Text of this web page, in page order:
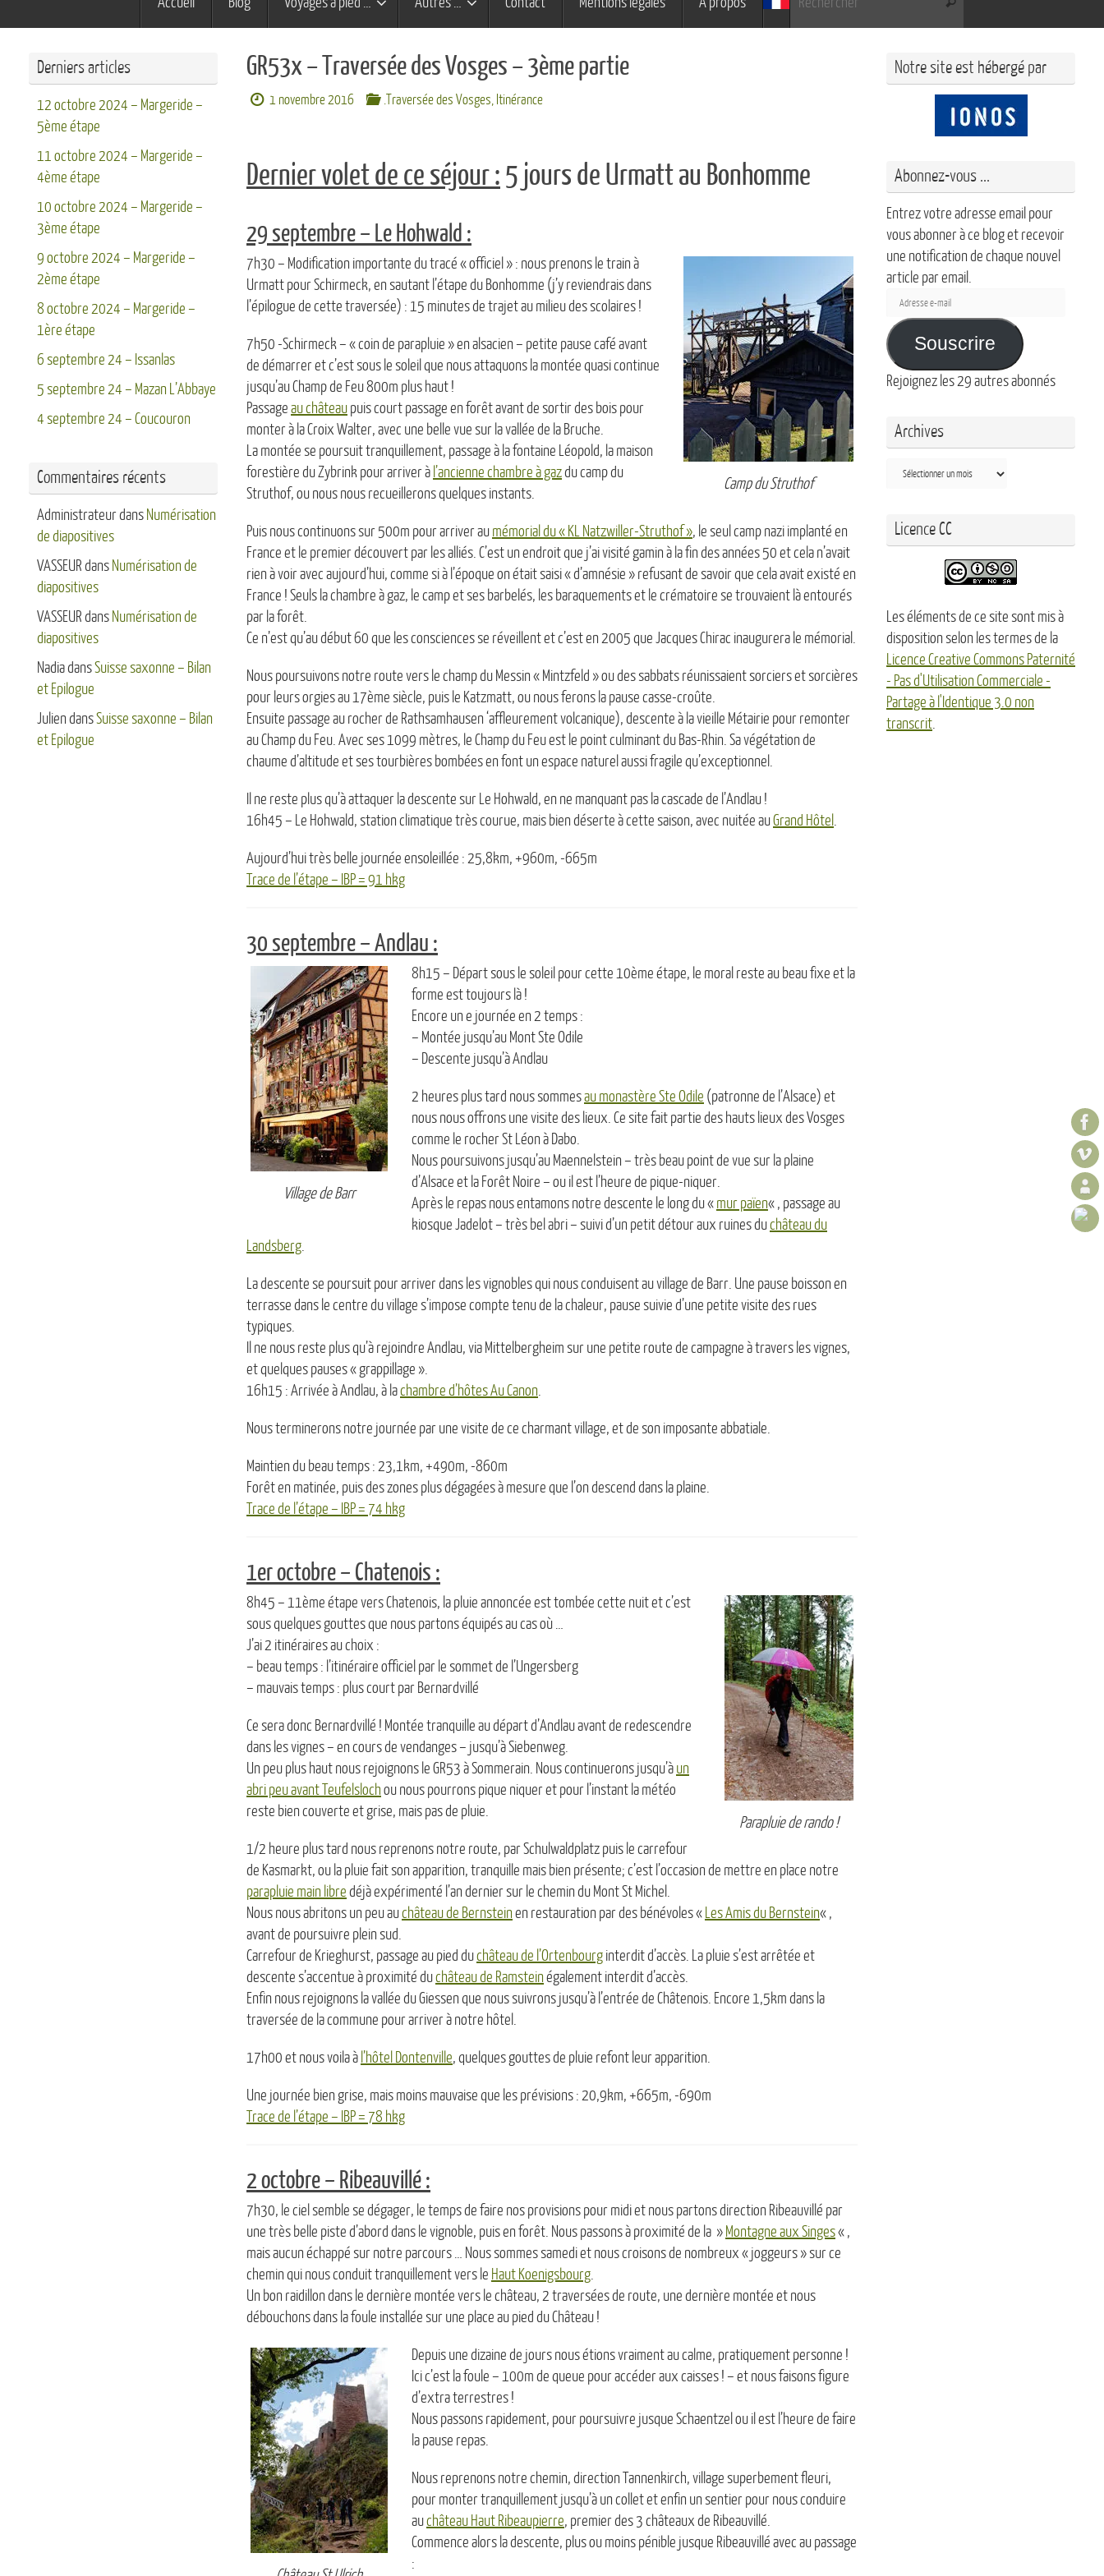
GR53x – Traversée des Vosges – 3ème partie
1 novembre 2016 .Traversée des Vosges, Itinérance
Dernier volet de ce séjour : 5 jours de Urmatt au Bonhomme
29 septembre – Le Hohwald :
Camp du Struthof
7h30 – Modification importante du tracé « officiel » : nous prenons le train à
Urmatt pour Schirmeck, en sautant l’étape du Bonhomme (j’y reviendrais dans
l’épilogue de cette traversée) : 15 minutes de trajet au milieu des scolaires !
7h50 -Schirmeck – « coin de parapluie » en alsacien – petite pause café avant
de démarrer et c’est sous le soleil que nous attaquons la montée quasi continue
jusqu’au Champ de Feu 800m plus haut !
Passage au château puis court passage en forêt avant de sortir des bois pour
monter à la Croix Walter, avec une belle vue sur la vallée de la Bruche.
La montée se poursuit tranquillement, passage à la fontaine Léopold, la maison
forestière du Zybrink pour arriver à l’ancienne chambre à gazdu camp du
Struthof, ou nous nous recueillerons quelques instants.
Puis nous continuons sur 500m pour arriver au mémorial du « KL Natzwiller-Struthof », le seul camp nazi implanté en
France et le premier découvert par les alliés. C’est un endroit que j’ai visité gamin à la fin des années 50 et cela n’avait
rien à voir avec aujourd’hui, comme si à l’époque on était saisi « d’amnésie » refusant de savoir que cela avait existé en
France ! Seuls la chambre à gaz, le camp et ses barbelés, les baraquements et le crématoire se trouvaient là entourés
par la forêt.
Ce n’est qu’au début 60 que les consciences se réveillent et c’est en 2005 que Jacques Chirac inaugurera le mémorial.
Nous poursuivons notre route vers le champ du Messin « Mintzfeld » ou des sabbats réunissaient sorciers et sorcières
pour leurs orgies au 17ème siècle, puis le Katzmatt, ou nous ferons la pause casse-croûte.
Ensuite passage au rocher de Rathsamhausen ‘affleurement volcanique), descente à la vieille Métairie pour remonter
au Champ du Feu. Avec ses 1099 mètres, le Champ du Feu est le point culminant du Bas-Rhin. Sa végétation de
chaume d’altitude et ses tourbières bombées en font un espace naturel aussi fragile qu’exceptionnel.
Il ne reste plus qu’à attaquer la descente sur Le Hohwald, en ne manquant pas la cascade de l’Andlau !
16h45 – Le Hohwald, station climatique très courue, mais bien déserte à cette saison, avec nuitée auGrand Hôtel .
Aujourd’hui très belle journée ensoleillée : 25,8km, +960m, -665m
Trace de l’étape – IBP = 91 hkg
30 septembre – Andlau :
Village de Barr
8h15 – Départ sous le soleil pour cette 10ème étape, le moral reste au beau fixe et la
forme est toujours là !
Encore un e journée en 2 temps :
– Montée jusqu’au Mont Ste Odile
– Descente jusqu’à Andlau
2 heures plus tard nous sommesau monastère Ste Odile (patronne de l’Alsace) et
nous nous offrons une visite des lieux. Ce site fait partie des hauts lieux des Vosges
comme le rocher St Léon à Dabo.
Nous poursuivons jusqu’au Maennelstein – très beau point de vue sur la plaine
d’Alsace et la Forêt Noire – ou il est l’heure de pique-niquer.
Après le repas nous entamons notre descente le long du « mur païen« , passage au
kiosque Jadelot – très bel abri – suivi d’un petit détour aux ruines duchâteau du
Landsberg.
La descente se poursuit pour arriver dans les vignobles qui nous conduisent au village de Barr. Une pause boisson en
terrasse dans le centre du village s’impose compte tenu de la chaleur, pause suivie d’une petite visite des rues
typiques.
Il ne nous reste plus qu’à rejoindre Andlau, via Mittelbergheim sur une petite route de campagne à travers les vignes,
et quelques pauses « grappillage ».
16h15 : Arrivée à Andlau, à lachambre d’hôtes Au Canon.
Nous terminerons notre journée par une visite de ce charmant village, et de son imposante abbatiale.
Maintien du beau temps : 23,1km, +490m, -860m
Forêt en matinée, puis des zones plus dégagées à mesure que l’on descend dans la plaine.
Trace de l’étape – IBP = 74 hkg
1er octobre – Chatenois :
Parapluie de rando !
8h45 – 11ème étape vers Chatenois, la pluie annoncée est tombée cette nuit et c’est
sous quelques gouttes que nous partons équipés au cas où …
J’ai 2 itinéraires au choix :
– beau temps : l’itinéraire officiel par le sommet de l’Ungersberg
– mauvais temps : plus court par Bernardvillé
Ce sera donc Bernardvillé ! Montée tranquille au départ d’Andlau avant de redescendre
dans les vignes – en cours de vendanges – jusqu’à Siebenweg.
Un peu plus haut nous rejoignons le GR53 à Sommerain. Nous continuerons jusqu’à un
abri peu avant Teufelsloch ou nous pourrons pique niquer et pour l’instant la météo
reste bien couverte et grise, mais pas de pluie.
1/2 heure plus tard nous reprenons notre route, par Schulwaldplatz puis le carrefour
de Kasmarkt, ou la pluie fait son apparition, tranquille mais bien présente; c’est l’occasion de mettre en place notre
parapluie main libre déjà expérimenté l’an dernier sur le chemin du Mont St Michel.
Nous nous abritons un peu auchâteau de Bernstein en restauration par des bénévoles « Les Amis du Bernstein« ,
avant de poursuivre plein sud.
Carrefour de Krieghurst, passage au pied duchâteau de l’Ortenbourg interdit d’accès. La pluie s’est arrêtée et
descente s’accentue à proximité duchâteau de Ramstein également interdit d’accès.
Enfin nous rejoignons la vallée du Giessen que nous suivrons jusqu’à l’entrée de Châtenois. Encore 1,5km dans la
traversée de la commune pour arriver à notre hôtel.
17h00 et nous voila à l’hôtel Dontenville, quelques gouttes de pluie refont leur apparition.
Une journée bien grise, mais moins mauvaise que les prévisions : 20,9km, +665m, -690m
Trace de l’étape – IBP = 78 hkg
2 octobre – Ribeauvillé :
7h30, le ciel semble se dégager, le temps de faire nos provisions pour midi et nous partons direction Ribeauvillé par
une très belle piste d’abord dans le vignoble, puis en forêt. Nous passons à proximité de la » Montagne aux Singes« ,
mais aucun échappé sur notre parcours … Nous sommes samedi et nous croisons de nombreux « joggeurs » sur ce
chemin qui nous conduit tranquillement vers le Haut Koenigsbourg.
Un bon raidillon dans le dernière montée vers le château, 2 traversées de route, une dernière montée et nous
débouchons dans la foule installée sur une place au pied du Château !
Depuis une dizaine de jours nous étions vraiment au calme, pratiquement personne !
Ici c’est la foule – 100m de queue pour accéder aux caisses ! – et nous faisons figure
d’extra terrestres !
Nous passons rapidement, pour poursuivre jusque Schaentzel ou il est l’heure de faire
la pause repas.
Nous reprenons notre chemin, direction Tannenkirch, village superbement fleuri,
pour monter tranquillement jusqu’à un collet et enfin un sentier pour nous conduire
auchâteau Haut Ribeaupierre, premier des 3 châteaux de Ribeauvillé.
Commence alors la descente, plus ou moins pénible jusque Ribeauvillé avec au passage
:
Derniers articles
12 octobre 2024 – Margeride –
5ème étape
11 octobre 2024 – Margeride –
4ème étape
10 octobre 2024 – Margeride –
3ème étape
9 octobre 2024 – Margeride –
2ème étape
8 octobre 2024 – Margeride –
1ère étape
6 septembre 24 – Issanlas
5 septembre 24 – Mazan L’Abbaye
4 septembre 24 – Coucouron
Commentaires récents
Administrateurdans Numérisation
de diapositives
VASSEUR dans Numérisation de
diapositives
VASSEUR dans Numérisation de
diapositives
NadiadansSuisse saxonne – Bilan
et Epilogue
Julien dansSuisse saxonne – Bilan
et Epilogue
Notre site est hébergé par
Abonnez-vous ...
Entrez votre adresse email pour
vous abonner à ce blog et recevoir
une notification de chaque nouvel
article par email.
Adresse
e-
mail
Souscrire
Rejoignez les 29 autres abonnés
Archives
Archives
Licence CC
Les éléments de ce site sont mis à
disposition selon les termes de la
Licence Creative Commons Paternité
- Pas d'Utilisation Commerciale -
Partage à l'Identique 3.0 non
transcrit